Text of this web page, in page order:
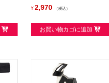
¥ 2,970 税込
お買い物カゴに追加